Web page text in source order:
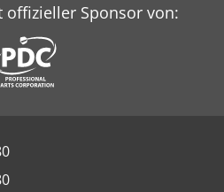
offizieller Sponsor von: